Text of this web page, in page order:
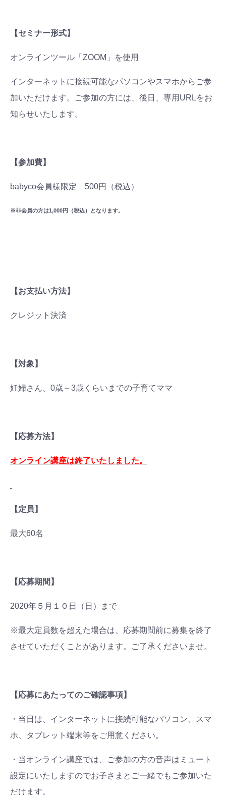
【セミナー形式】
オンラインツール「ZOOM」を使用
インターネットに接続可能なパソコンやスマホからご参
加いただけます。ご参加の方には、後日、専用URLをお
知らせいたします。
【参加費】
babyco会員様限定 500円（税込）
※非会員の方は1,000円（税込）となります。
【お支払い方法】
クレジット決済
【対象】
妊婦さん、0歳～3歳くらいまでの子育てママ
【応募方法】
オンライン講座は終了いたしました。
【定員】
最大60名
【応募期間】
2020年５月１０日（日）まで
※最大定員数を超えた場合は、応募期間前に募集を終了
させていただくことがあります。ご了承くださいませ。
【応募にあたってのご確認事項】
・当日は、インターネットに接続可能なパソコン、スマ
ホ、タブレット端末等をご用意ください。
・当オンライン講座では、ご参加の方の音声はミュート
設定にいたしますのでお子さまとご一緒でもご参加いた
だけます。